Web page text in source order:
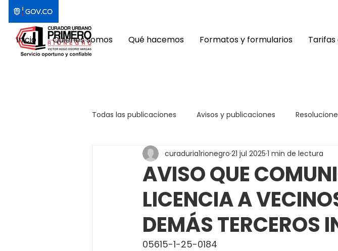
Inicio Quiénes somos Qué hacemos Formatos y formularios
Todas las publicaciones Avisos y publicaciones
AVISO QUE
LICENCIA A
DEMÁS TERCEROS
curaduria1rionegro 21 jul 2025 1 min de lectura
05615-1-25-0184